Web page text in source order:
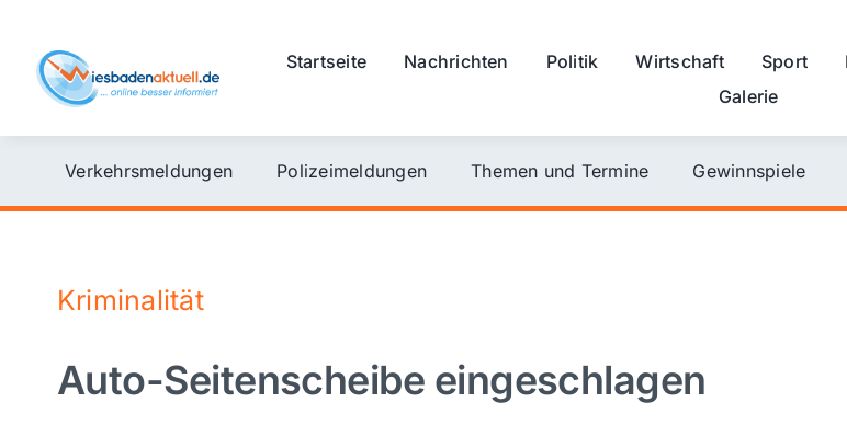
content
Startseite Nachrichten Politik Wirtschaft Sport
Galerie
Verkehrsmeldungen Polizeimeldungen Themen und Termine Gewinnspiele
Kriminalität
Auto-Seitenscheibe eingeschlagen